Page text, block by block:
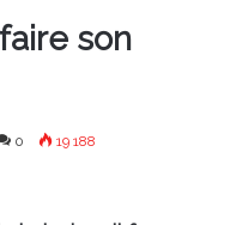
son
0 19 188